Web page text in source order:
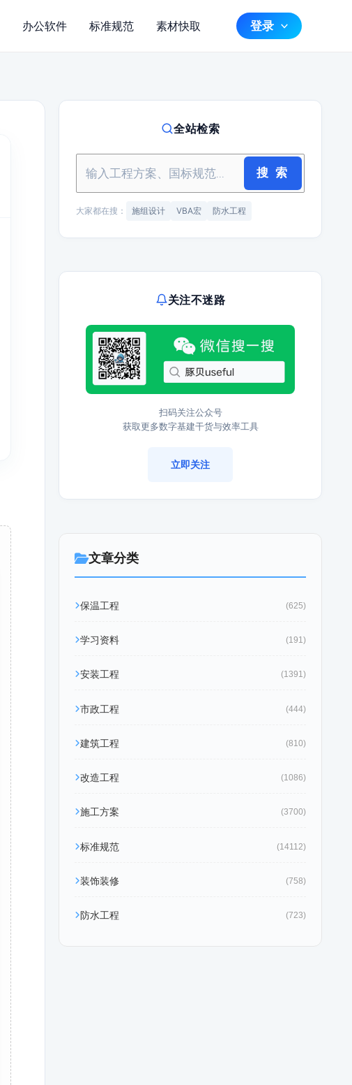
办公软件 标准规范 素材快取 登录
全站检索
搜 索
大家都在搜： 施组设计 VBA宏 防水工程
关注不迷路
扫码关注公众号
获取更多数字基建干货与效率工具
立即关注
文章分类
保温工程 (625)
学习资料 (191)
安装工程 (1391)
市政工程 (444)
建筑工程 (810)
改造工程 (1086)
施工方案 (3700)
标准规范 (14112)
装饰装修 (758)
防水工程 (723)